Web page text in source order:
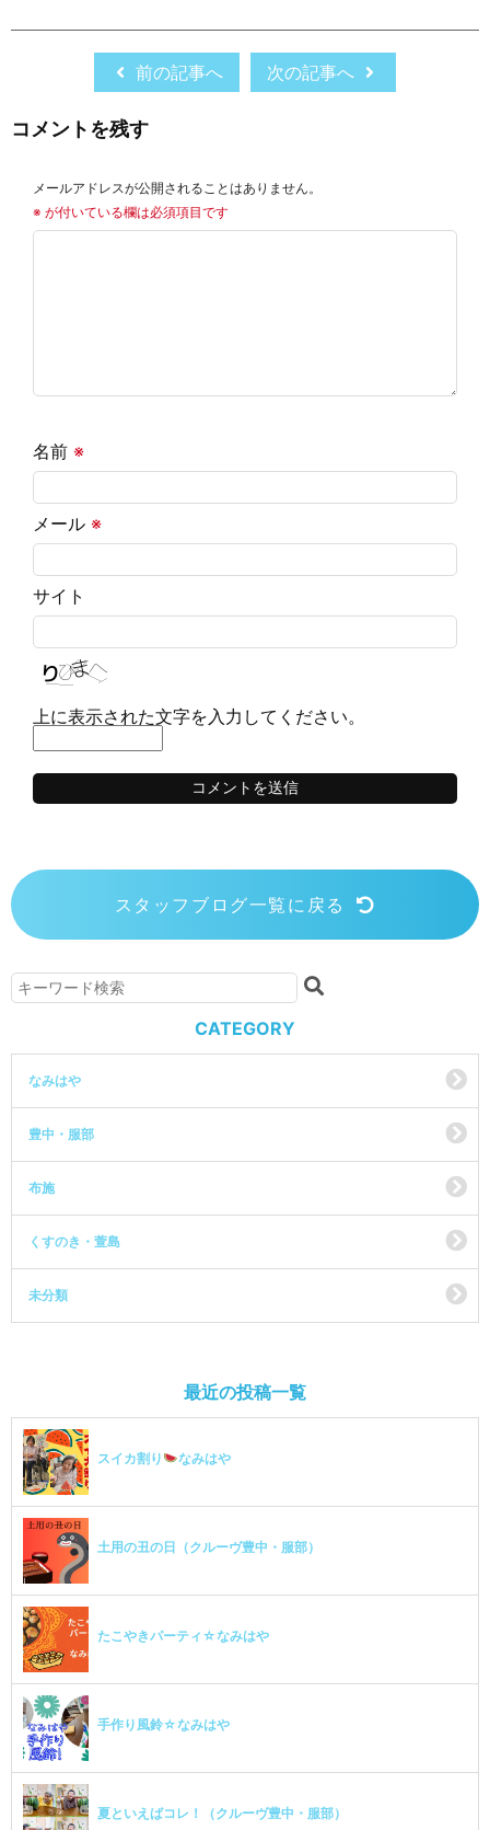
前の記事へ 次の記事へ
コメントを残す
メールアドレスが公開されることはありません。
※ が付いている欄は必須項目です
名前 ※
メール ※
サイト
上に表示された文字を入力してください。
スタッフブログ一覧に戻る
CATEGORY
なみはや
豊中・服部
布施
くすのき・萱島
未分類
最近の投稿一覧
スイカ割り なみはや
土用の丑の日（クルーヴ豊中・服部）
たこやきパーティ☆なみはや
手作り風鈴☆なみはや
夏といえばコレ！（クルーヴ豊中・服部）